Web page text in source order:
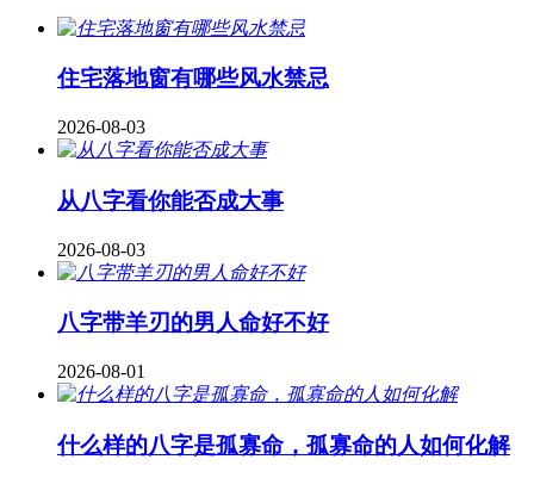
住宅落地窗有哪些风水禁忌
2026-08-03
从八字看你能否成大事
2026-08-03
八字带羊刃的男人命好不好
2026-08-01
什么样的八字是孤寡命，孤寡命的人如何化解